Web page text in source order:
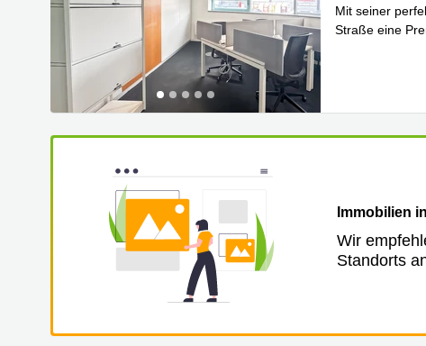
Mit seiner
Straße eine
Immobilien
Wir
Standorts